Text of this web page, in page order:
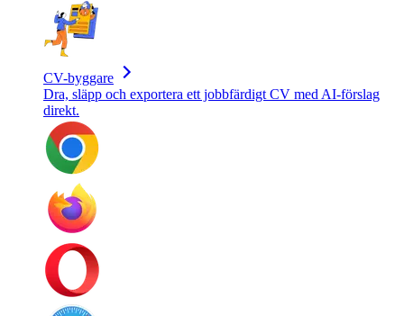
CV-byggare
Dra, släpp och exportera ett jobbfärdigt CV med AI-förslag
direkt.